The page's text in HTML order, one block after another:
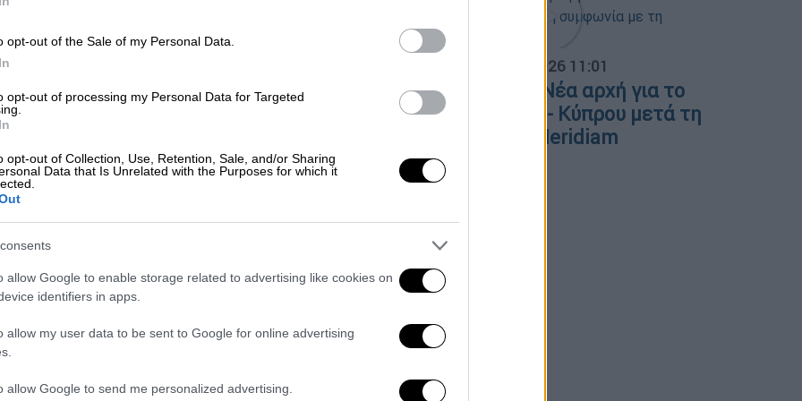
opt-out of the Sale of my Personal Data.
opt-out of processing my Personal Data for Targeted
opt-out of Collection, Use, Retention, Sale, and/or Sharing
Data that Is Unrelated with the Purposes for which it
allow Google to enable storage related to advertising like cookies on
identifiers in apps.
allow my user data to be sent to Google for online advertising
allow Google to send me personalized advertising.
Αθλητισμός|14.08.2024 22:17
βανδαλισμό γκράφιτι της μαύρης
Εβαψαν με ροζ σπρέι το σώμα της και
«Δήμαρχε, χάλασε ο τοίχος» - Οι
ξαναβάφουν ό,τι καθαρίζει ο
06.08.2026 11:01
Σ. Παπασταύρου: Νέα αρχή για το
καλώδιο Ελλάδας - Κύπρου μετά τη
συμφωνία με τη Meridiam